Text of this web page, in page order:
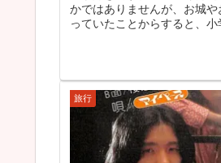
かではありませんが、お城
っていたことからすると、小
旅行